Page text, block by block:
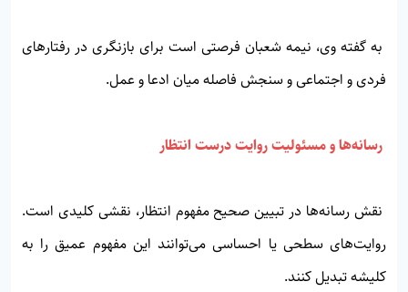
به گفته وی، نیمه شعبان فرصتی است برای بازنگری در رفتارهای
فردی و اجتماعی و سنجش فاصله میان ادعا و عمل.
رسانه‌ها و مسئولیت روایت درست انتظار
نقش رسانه‌ها در تبیین صحیح مفهوم انتظار، نقشی کلیدی است.
روایت‌های سطحی یا احساسی می‌توانند این مفهوم عمیق را به
کلیشه تبدیل کنند.